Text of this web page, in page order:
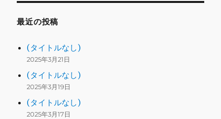
最近の投稿
(タイトルなし)
2025年3月21日
(タイトルなし)
2025年3月19日
(タイトルなし)
2025年3月17日